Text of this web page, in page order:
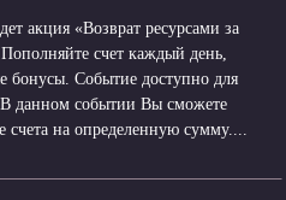
акция «Возврат ресурсами за
счет каждый день,
бонусы. Событие доступно для
данном событии Вы сможете
счета на определенную сумму....